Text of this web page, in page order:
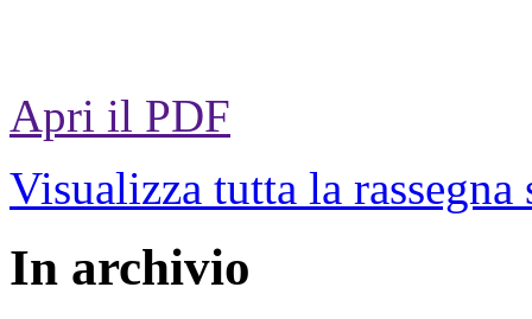
Apri il PDF
Visualizza tutta la rassegna
In archivio